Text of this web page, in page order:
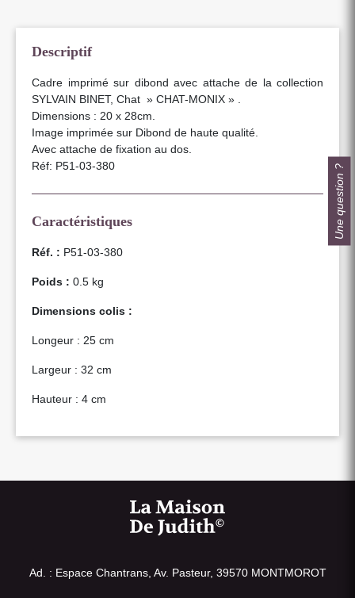
Descriptif
Cadre imprimé sur dibond avec attache de la collection
SYLVAIN BINET, Chat » CHAT-MONIX » .
Dimensions : 20 x 28cm.
Image imprimée sur Dibond de haute qualité.
Avec attache de fixation au dos.
Réf: P51-03-380
Caractéristiques
Réf. : P51-03-380
Poids : 0.5 kg
Dimensions colis :
Longeur : 25 cm
Largeur : 32 cm
Hauteur : 4 cm
Ad. : Espace Chantrans, Av. Pasteur, 39570 MONTMOROT
Une question ?